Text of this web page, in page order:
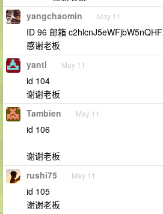
yangchaomin May 11
ID 96 邮箱
感谢老板
yantl May 11
id 104
谢谢老板
Tambien May 11
id 106
谢谢老板
rushi75 May 11
id 105
谢谢老板